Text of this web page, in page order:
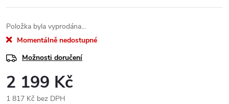
Položka byla vyprodána…
Momentálně nedostupné
Možnosti doručení
2 199 Kč
1 817 Kč bez DPH